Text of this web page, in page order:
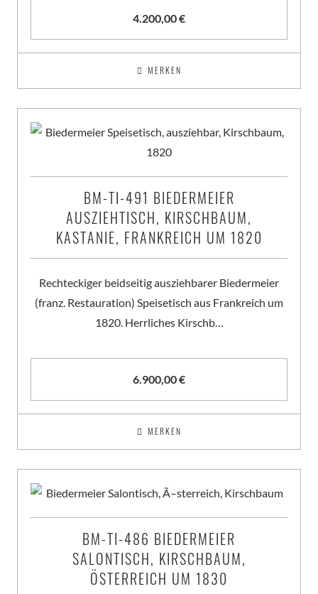
4.200,00€
MERKEN
BM-TI-491 BIEDERMEIER
AUSZIEHTISCH, KIRSCHBAUM,
KASTANIE, FRANKREICH UM 1820
Rechteckiger beidseitig ausziehbarer Biedermeier
(franz. Restauration) Speisetisch aus Frankreich um
1820. Herrliches Kirschb…
6.900,00€
MERKEN
BM-TI-486 BIEDERMEIER
SALONTISCH, KIRSCHBAUM,
ÖSTERREICH UM 1830